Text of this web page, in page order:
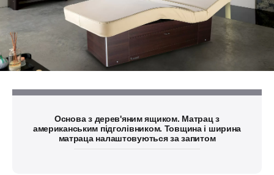
Основа з дерев'яним ящиком. Матрац з
американським підголівником. Товщина і ширина
матраца налаштовуються за запитом